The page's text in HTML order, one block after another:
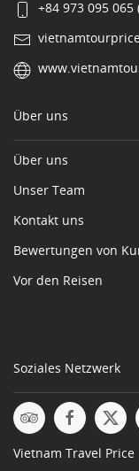
+84 973 095 065
Über uns
Über uns
Unser Team
Kontakt uns
Bewertungen von
Vor den Reisen
Soziales Netzwerk
Vietnam Travel Price